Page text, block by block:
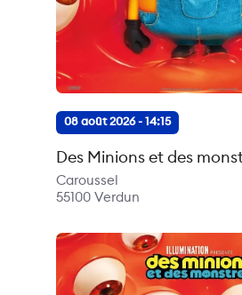
08 août 2026 - 14:15
Des Minions et des
Caroussel
55100 Verdun